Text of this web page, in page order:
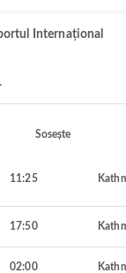
Internațional
Sosește
11:25
17:50
02:00